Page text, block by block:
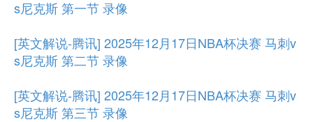
s尼克斯 第一节 录像
[英文解说-腾讯] 2025年12月17日NBA杯决赛 马刺v
s尼克斯 第二节 录像
[英文解说-腾讯] 2025年12月17日NBA杯决赛 马刺v
s尼克斯 第三节 录像